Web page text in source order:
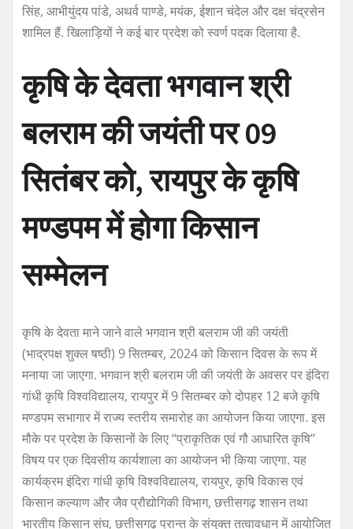
सिंह, आभीयुंदय पांडे, अथर्व पाण्डे, मयंक, ईशान चंदेल और दक्ष चंद्रसेन
शामिल हैं. खिलाड़ियों ने कई बार प्रदेश को स्वर्ण पदक दिलाया है.
कृषि के देवता भगवान श्री
बलराम की जयंती पर 09
सितंबर को, रायपुर के कृषि
मण्डपम में होगा किसान
सम्मेलन
कृषि के देवता माने जाने वाले भगवान श्री बलराम जी की जयंती
(भाद्रपक्ष शुक्ल षष्ठी) 9 सितम्बर, 2024 को किसान दिवस के रूप में
मनाया जा जाएगा. भगवान श्री बलराम जी की जयंती के अवसर पर इंदिरा
गांधी कृषि विश्वविद्यालय, रायपुर में 9 सितम्बर को दोपहर 12 बजे कृषि
मण्डपम सभागार में राज्य स्तरीय समारोह का आयोजन किया जाएगा. इस
मौके पर प्रदेश के किसानों के लिए ‘‘प्राकृतिक एवं गौ आधारित कृषि’’
विषय पर एक दिवसीय कार्यशाला का आयोजन भी किया जाएगा. यह
कार्यक्रम इंदिरा गांधी कृषि विश्वविद्यालय, रायपुर, कृषि विकास एवं
किसान कल्याण और जैव प्रौद्योगिकी विभाग, छत्तीसगढ़ शासन तथा
भारतीय किसान संघ, छत्तीसगढ़ प्रान्त के संयुक्त तत्वावधान में आयोजित